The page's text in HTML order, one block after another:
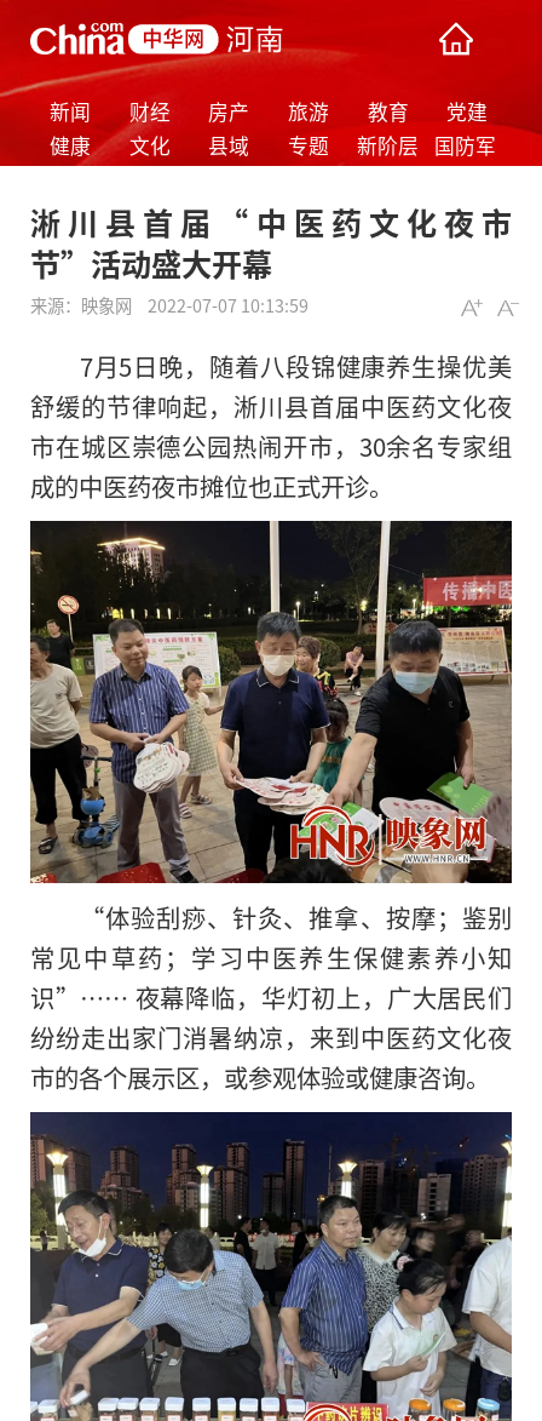
新闻 财经 房产 旅游 教育
党建
健康
文化 县域 专题 新阶层
国防军
淅川县首届“中医药文化夜市
节”活动盛大开幕
来源： 映象网 2022-07-07 10:13:59
7月5日晚，随着八段锦健康养生操优美
舒缓的节律响起，淅川县首届中医药文化夜
市在城区崇德公园热闹开市，30余名专家组
成的中医药夜市摊位也正式开诊。
“体验刮痧、针灸、推拿、按摩；鉴别
常见中草药；学习中医养生保健素养小知
识”…… 夜幕降临，华灯初上，广大居民们
纷纷走出家门消暑纳凉，来到中医药文化夜
市的各个展示区，或参观体验或健康咨询。